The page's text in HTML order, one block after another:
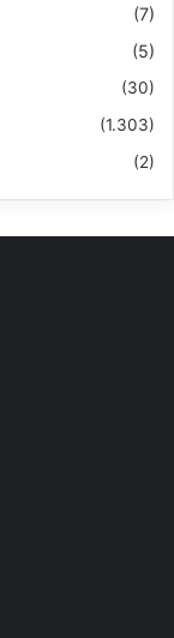
(7)
(5)
(30)
(1.303)
(2)